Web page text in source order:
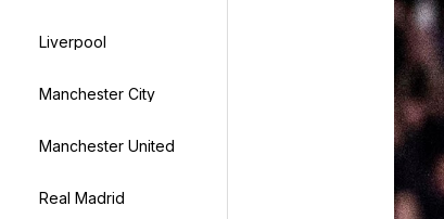
Liverpool
Manchester City
Manchester United
Real Madrid